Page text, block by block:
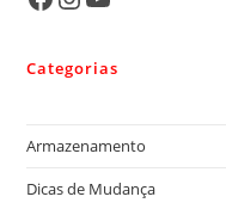
Categorias
Armazenamento
Dicas de Mudança